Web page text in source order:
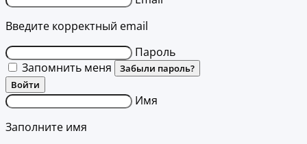
Введите корректный email
Пароль
Запомнить меня
Забыли пароль?
Войти
Имя
Заполните имя